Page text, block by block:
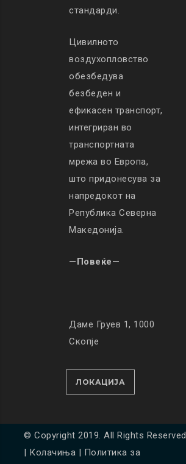
стандарди.
Цивилното
воздухопловство
обезбедува
безбеден и
ефикасен транспорт,
интегриран во
транспортната
мрежа во Европа,
што придонесува за
напредокот на
Република Северна
Македонија.
—Повеќе—
Даме Груев 1, 1000
Скопје
ЛОКАЦИЈА
© Copyright 2019. All Rights Reserved
| Колачиња | Политика за